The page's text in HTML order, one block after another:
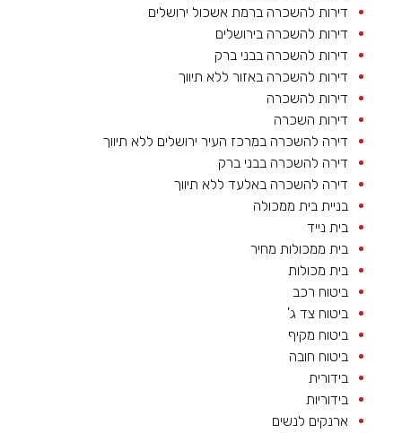
דירות להשכרה ברמת אשכול ירושלים
דירות להשכרה בירושלים
דירות להשכרה בבני ברק
דירות להשכרה באזור ללא תיווך
דירות להשכרה
דירות השכרה
דירה להשכרה במרכז העיר ירושלים ללא תיווך
דירה להשכרה בבני ברק
דירה להשכרה באלעד ללא תיווך
בניית בית ממכולה
בית נייד
בית ממכולות מחיר
בית מכולות
ביטוח רכב
ביטוח צד ג'
ביטוח מקיף
ביטוח חובה
בידורית
בידוריות
ארנקים לנשים